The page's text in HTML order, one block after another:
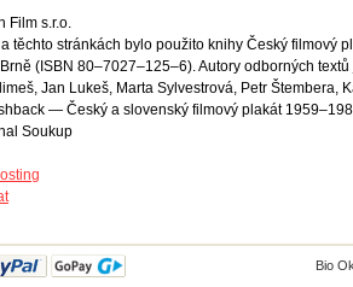
Film s.r.o.
těchto stránkách bylo použito knihy Český filmový
(ISBN 80–7027–125–6). Autory odborných
Jan Lukeš, Marta Sylvestrová, Petr Štembera,
— Český a slovenský filmový plakát
Soukup
Bio